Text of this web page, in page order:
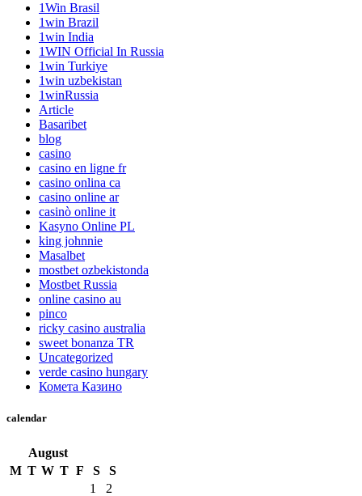
1Win Brasil
1win Brazil
1win India
1WIN Official In Russia
1win Turkiye
1win uzbekistan
1winRussia
Article
Basaribet
blog
casino
casino en ligne fr
casino onlina ca
casino online ar
casinò online it
Kasyno Online PL
king johnnie
Masalbet
mostbet ozbekistonda
Mostbet Russia
online casino au
pinco
ricky casino australia
sweet bonanza TR
Uncategorized
verde casino hungary
Комета Казино
calendar
August
M T W T F S
S
1
2